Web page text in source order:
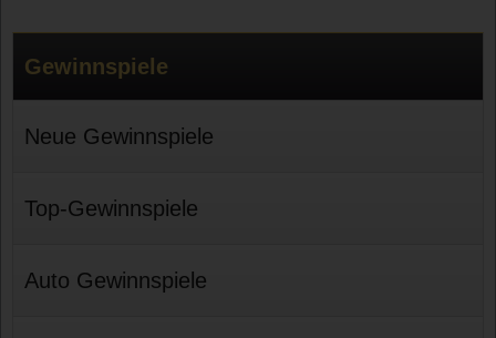
Gewinnspiele
Neue Gewinnspiele
Top-Gewinnspiele
Auto Gewinnspiele